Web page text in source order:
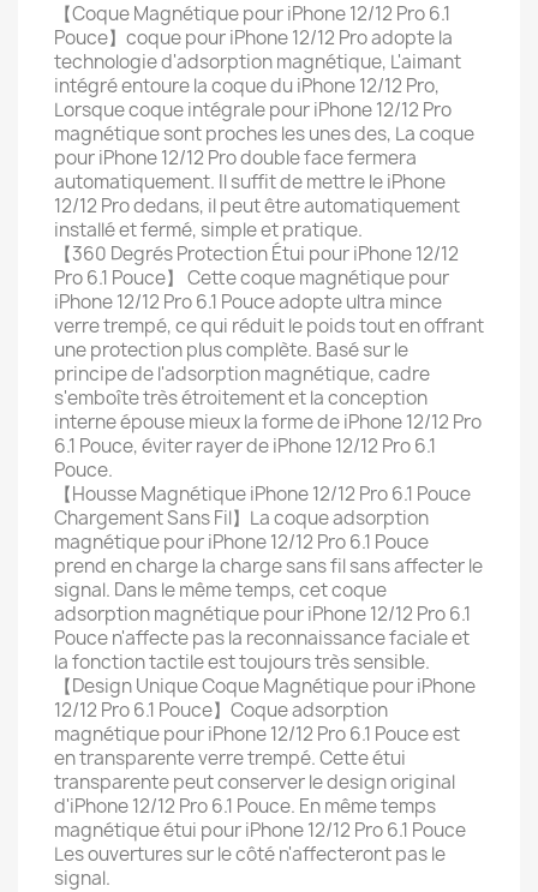
【Coque Magnétique pour iPhone 12/12 Pro 6.1
Pouce】coque pour iPhone 12/12 Pro adopte la
technologie d'adsorption magnétique, L'aimant
intégré entoure la coque du iPhone 12/12 Pro,
Lorsque coque intégrale pour iPhone 12/12 Pro
magnétique sont proches les unes des, La coque
pour iPhone 12/12 Pro double face fermera
automatiquement. Il suffit de mettre le iPhone
12/12 Pro dedans, il peut être automatiquement
installé et fermé, simple et pratique.
【360 Degrés Protection Étui pour iPhone 12/12
Pro 6.1 Pouce】 Cette coque magnétique pour
iPhone 12/12 Pro 6.1 Pouce adopte ultra mince
verre trempé, ce qui réduit le poids tout en offrant
une protection plus complète. Basé sur le
principe de l'adsorption magnétique, cadre
s'emboîte très étroitement et la conception
interne épouse mieux la forme de iPhone 12/12 Pro
6.1 Pouce, éviter rayer de iPhone 12/12 Pro 6.1
Pouce.
【Housse Magnétique iPhone 12/12 Pro 6.1 Pouce
Chargement Sans Fil】La coque adsorption
magnétique pour iPhone 12/12 Pro 6.1 Pouce
prend en charge la charge sans fil sans affecter le
signal. Dans le même temps, cet coque
adsorption magnétique pour iPhone 12/12 Pro 6.1
Pouce n'affecte pas la reconnaissance faciale et
la fonction tactile est toujours très sensible.
【Design Unique Coque Magnétique pour iPhone
12/12 Pro 6.1 Pouce】Coque adsorption
magnétique pour iPhone 12/12 Pro 6.1 Pouce est
en transparente verre trempé. Cette étui
transparente peut conserver le design original
d'iPhone 12/12 Pro 6.1 Pouce. En même temps
magnétique étui pour iPhone 12/12 Pro 6.1 Pouce
Les ouvertures sur le côté n'affecteront pas le
signal.